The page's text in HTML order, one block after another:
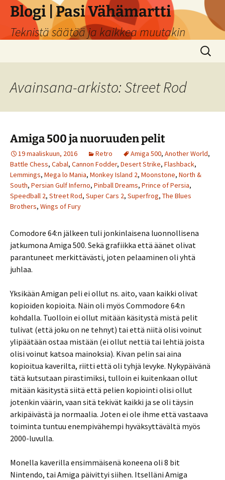
Siirry
sisältöön
Blogi | Pasi Vähämartti
Teknistä säätöä ja kaikkea muutakin
Haku:
Avainsana-arkisto: Street Rod
Amiga 500 ja nuoruuden pelit
19 maaliskuun, 2016 Retro Amiga 500, Another World,
Battle Chess, Cabal, Cannon Fodder, Desert Strike, Flashback,
Lemmings, Mega lo Mania, Monkey Island 2, Moonstone, North &
South, Persian Gulf Inferno, Pinball Dreams, Prince of Persia,
Speedball 2, Street Rod, Super Cars 2, Superfrog, The Blues
Brothers, Wings of Fury
Comodore 64:n jälkeen tuli jonkinlaisena luonnollisena
jatkumona Amiga 500. Sekä grafiikka että äänet olivat
parantuneet merkittävästi, joten pelaaminen oli yhtä
juhlaa.
Yksikään Amigan peli ei ollut ns. aito, vaan kaikki olivat
kopioiden kopioita. Näin oli myös Commodore 64:n
kohdalla. Tuolloin ei ollut mitään käsitystä mistä pelit
tulivat (että joku on ne tehnyt) tai että niitä olisi voinut
ylipäätään ostaa mistään (ei ollut nettiä tai lehtiä joista
olisi voinut katsoa mainoksia). Kivan pelin sai aina
kopioitua kaverilta, riitti että oli tyhjä levyke. Nykypäivänä
tätä kutsutaan pirastimiksi, tulloin ei kuitenkaan ollut
mitään käsitystä siitä että pelien kopiointi olisi ollut
jotenkin väärin, vaan sitä tekivät kaikki ja se oli täysin
arkipäivästä ja normaalia. Joten ei ole ihme että vastaava
toiminta tuntuu enempivähempi hyväksyttävältä myös
2000-luvulla.
Monella kaverilla ensimmäisenä koneena oli 8 bit
Nintendo, tai Amiga päivittyi siihen. Itselläni Amiga